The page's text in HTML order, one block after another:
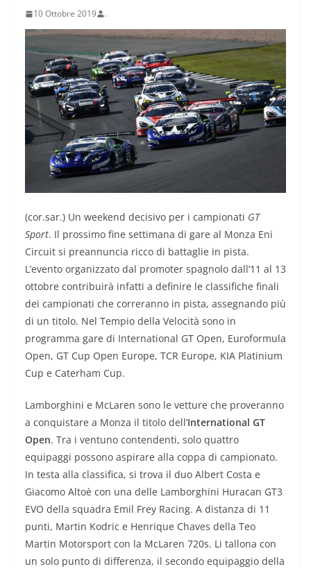
10 Ottobre 2019 .
(cor.sar.) Un weekend decisivo per i campionati GT
Sport. Il prossimo fine settimana di gare al Monza Eni
Circuit si preannuncia ricco di battaglie in pista.
L’evento organizzato dal promoter spagnolo dall’11 al 13
ottobre contribuirà infatti a definire le classifiche finali
dei campionati che correranno in pista, assegnando più
di un titolo. Nel Tempio della Velocità sono in
programma gare di International GT Open, Euroformula
Open, GT Cup Open Europe, TCR Europe, KIA Platinium
Cup e Caterham Cup.
Lamborghini e McLaren sono le vetture che proveranno
a conquistare a Monza il titolo dell’International GT
Open. Tra i ventuno contendenti, solo quattro
equipaggi possono aspirare alla coppa di campionato.
In testa alla classifica, si trova il duo Albert Costa e
Giacomo Altoè con una delle Lamborghini Huracan GT3
EVO della squadra Emil Frey Racing. A distanza di 11
punti, Martin Kodric e Henrique Chaves della Teo
Martin Motorsport con la McLaren 720s. Li tallona con
un solo punto di differenza, il secondo equipaggio della